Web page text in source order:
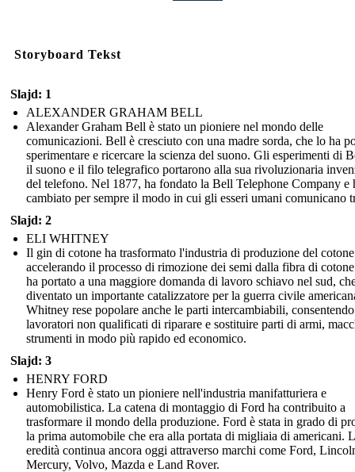
Storyboard Tekst
Slajd: 1
ALEXANDER GRAHAM BELL
Alexander Graham Bell è stato un pioniere nel mondo delle
comunicazioni. Bell è cresciuto con una madre sorda, che lo ha
sperimentare e ricercare la scienza del suono. Gli esperimenti di
il suono e il filo telegrafico portarono alla sua rivoluzionaria
del telefono. Nel 1877, ha fondato la Bell Telephone Company e
cambiato per sempre il modo in cui gli esseri umani comunicano
Slajd: 2
ELI WHITNEY
Il gin di cotone ha trasformato l'industria di produzione del cotone
accelerando il processo di rimozione dei semi dalla fibra di
ha portato a una maggiore domanda di lavoro schiavo nel sud,
diventato un importante catalizzatore per la guerra civile
Whitney rese popolare anche le parti intercambiabili,
lavoratori non qualificati di riparare e sostituire parti di armi,
strumenti in modo più rapido ed economico.
Slajd: 3
HENRY FORD
Henry Ford è stato un pioniere nell'industria manifatturiera e
automobilistica. La catena di montaggio di Ford ha contribuito a
trasformare il mondo della produzione. Ford è stata in grado di
la prima automobile che era alla portata di migliaia di americani.
eredità continua ancora oggi attraverso marchi come Ford,
Mercury, Volvo, Mazda e Land Rover.